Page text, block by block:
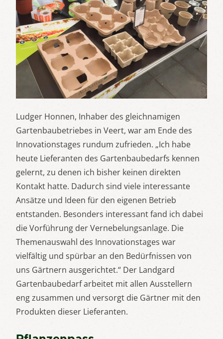
Ludger Honnen, Inhaber des gleichnamigen
Gartenbaubetriebes in Veert, war am Ende des
Innovationstages rundum zufrieden. „Ich habe
heute Lieferanten des Gartenbaubedarfs kennen
gelernt, zu denen ich bisher keinen direkten
Kontakt hatte. Dadurch sind viele interessante
Ansätze und Ideen für den eigenen Betrieb
entstanden. Besonders interessant fand ich dabei
die Vorführung der Vernebelungsanlage. Die
Themenauswahl des Innovationstages war
vielfältig und spürbar an den Bedürfnissen von
uns Gärtnern ausgerichtet.“ Der Landgard
Gartenbaubedarf arbeitet mit allen Ausstellern
eng zusammen und versorgt die Gärtner mit den
Produkten dieser Lieferanten.